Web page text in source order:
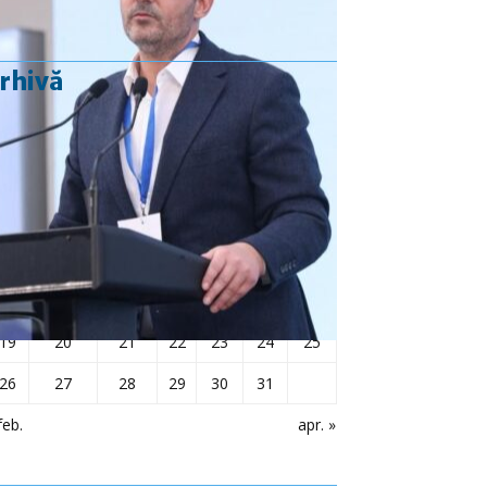
martie 2018
Ma Mi D
apr. »
3
4
8 9 10
11
16
18
20 21 22 23 24
25
27 28 29 30 31